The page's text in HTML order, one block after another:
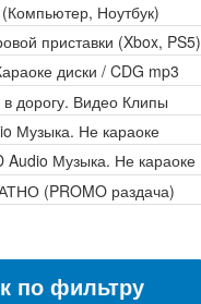
Ноутбук)
приставки (Xbox, PS5)
диски / CDG mp3
дорогу. Видео Клипы
Музыка. Не караоке
Audio Музыка. Не караоке
(PROMO раздача)
по фильтру